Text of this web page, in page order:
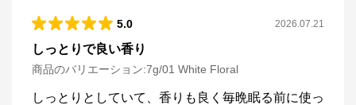
5.0 2026.07.21
しっとりで良い香り
商品のバリエーション:7g/01 White Floral
しっとりとしていて、香りも良く毎晩眠る前に使っ